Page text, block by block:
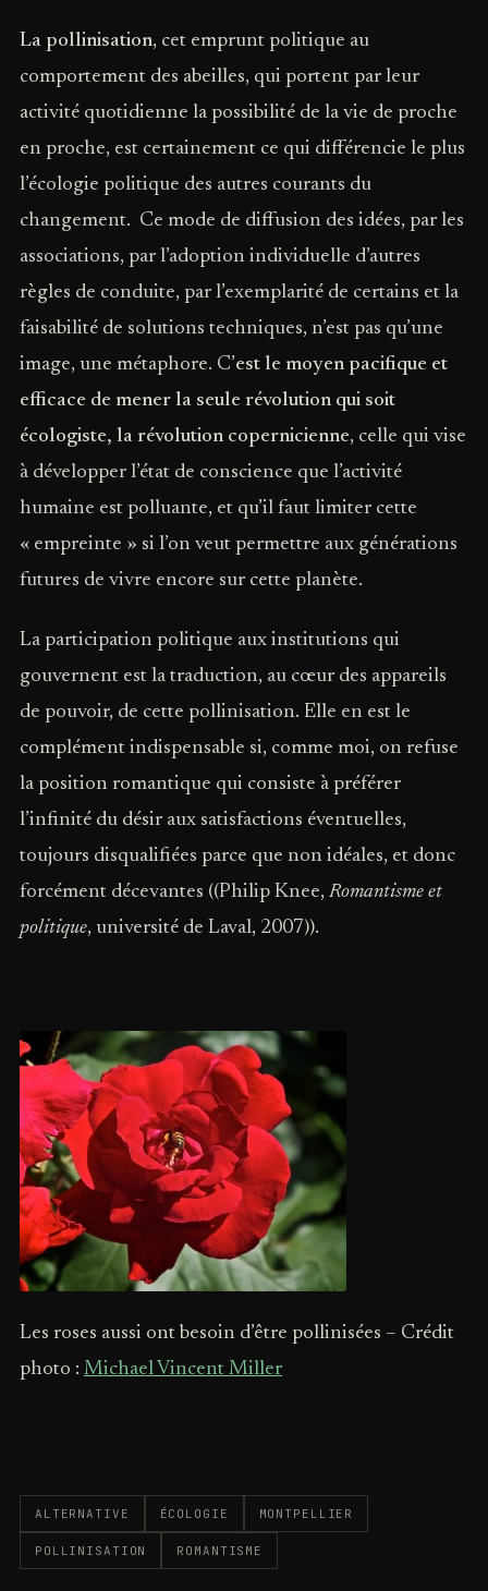
La pollinisation, cet emprunt politique au
comportement des abeilles, qui portent par leur
activité quotidienne la possibilité de la vie de proche
en proche, est certainement ce qui différencie le plus
l’écologie politique des autres courants du
changement. Ce mode de diffusion des idées, par les
associations, par l’adoption individuelle d’autres
règles de conduite, par l’exemplarité de certains et la
faisabilité de solutions techniques, n’est pas qu’une
image, une métaphore. C’est le moyen pacifique et
efficace de mener la seule révolution qui soit
écologiste, la révolution copernicienne, celle qui vise
à développer l’état de conscience que l’activité
humaine est polluante, et qu’il faut limiter cette
« empreinte » si l’on veut permettre aux générations
futures de vivre encore sur cette planète.
La participation politique aux institutions qui
gouvernent est la traduction, au cœur des appareils
de pouvoir, de cette pollinisation. Elle en est le
complément indispensable si, comme moi, on refuse
la position romantique qui consiste à préférer
l’infinité du désir aux satisfactions éventuelles,
toujours disqualifiées parce que non idéales, et donc
forcément décevantes ((Philip Knee, Romantisme et
politique, université de Laval, 2007)).
Les roses aussi ont besoin d’être pollinisées – Crédit
photo : Michael Vincent Miller
ALTERNATIVE ÉCOLOGIE MONTPELLIER
POLLINISATION ROMANTISME